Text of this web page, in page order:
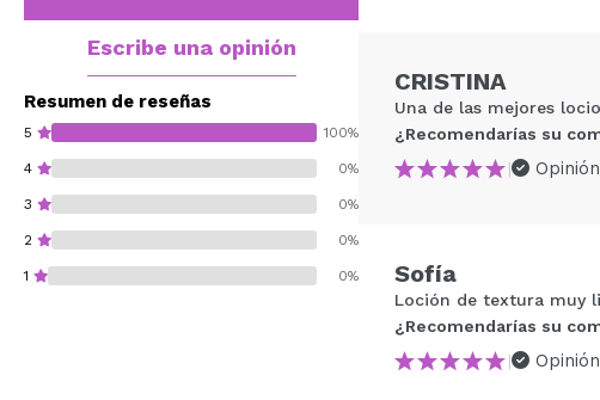
Escribe una opinión
Resumen de reseñas
5 100%
4 0%
3 0%
2 0%
1 0%
Tu
CRISTINA
Una de las mejores
¿Recomendarías su
|
Sofía
Loción de textura muy
¿Recomendarías su
|